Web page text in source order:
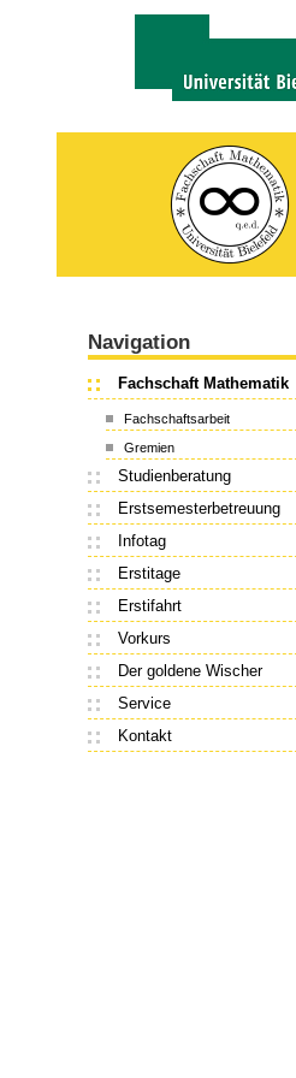
Navigation
Fachschaft Mathematik
Fachschaftsarbeit
Gremien
Studienberatung
Erstsemesterbetreuung
Infotag
Erstitage
Erstifahrt
Vorkurs
Der goldene Wischer
Service
Kontakt